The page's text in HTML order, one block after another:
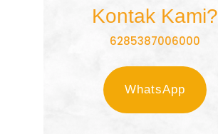
Kontak Kami?
6285387006000
WhatsApp